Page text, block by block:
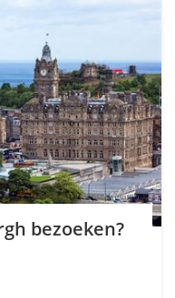
bezoeken?